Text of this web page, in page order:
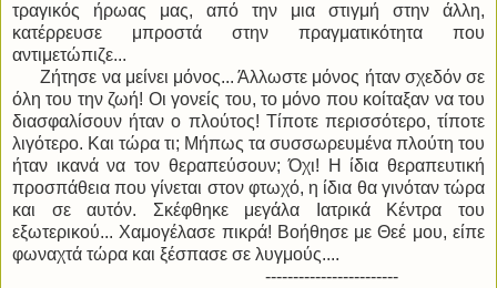
τραγικός ήρωας μας, από την μια στιγμή στην άλλη,
κατέρρευσε μπροστά στην πραγματικότητα που
αντιμετώπιζε...
Ζήτησε να μείνει μόνος... Άλλωστε μόνος ήταν σχεδόν σε
όλη του την ζωή! Οι γονείς του, το μόνο που κοίταξαν να του
διασφαλίσουν ήταν ο πλούτος! Τίποτε περισσότερο, τίποτε
λιγότερο. Και τώρα τι; Μήπως τα συσσωρευμένα πλούτη του
ήταν ικανά να τον θεραπεύσουν; Όχι! Η ίδια θεραπευτική
προσπάθεια που γίνεται στον φτωχό, η ίδια θα γινόταν τώρα
και σε αυτόν. Σκέφθηκε μεγάλα Ιατρικά Κέντρα του
εξωτερικού... Χαμογέλασε πικρά! Βοήθησε με Θεέ μου, είπε
φωναχτά τώρα και ξέσπασε σε λυγμούς....
------------------------